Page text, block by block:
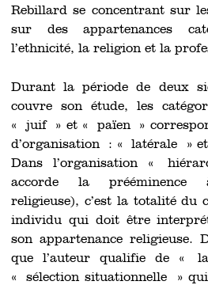
Rebillard se concentrant sur
sur des appartenances
l’ethnicité, la religion et la
Durant la période de deux
couvre son étude, les
« juif » et « païen »
d’organisation : « latérale »
Dans l’organisation «
accorde la prééminence
religieuse), c’est la totalité du
individu qui doit être
son appartenance religieuse.
que l’auteur qualifie de «
« sélection situationnelle »